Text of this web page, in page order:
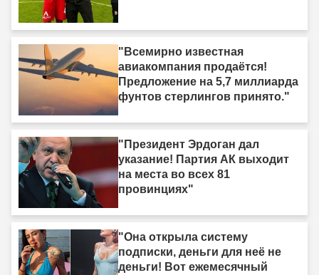
"Всемирно известная
авиакомпания продаётся!
Предложение на 5,7 миллиарда
фунтов стерлингов принято."
"Президент Эрдоган дал
указание! Партия АК выходит
на места во всех 81
провинциях"
"Она открыла систему
подписки, деньги для неё не
деньги! Вот ежемесячный